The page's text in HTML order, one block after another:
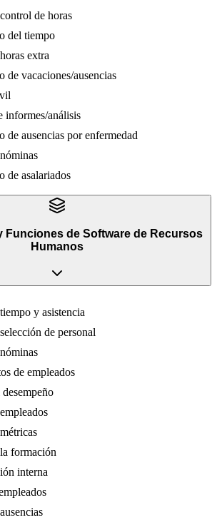
de horas
del tiempo
extra
de vacaciones/ausencias
informes/análisis
de ausencias por enfermedad
de asalariados
Funciones de Software de Recursos
Humanos
y asistencia
de personal
de empleados
formación
interna